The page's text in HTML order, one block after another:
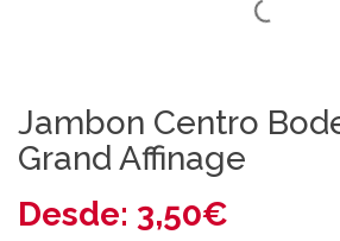
Jambon Centro
Grand Affinage
Desde: 3,50€